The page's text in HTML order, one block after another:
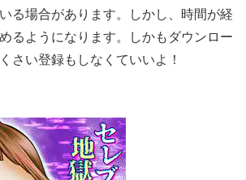
る場合があります。しかし、時間が経
るようになります。しかもダウンロー
さい登録もしなくていいよ！